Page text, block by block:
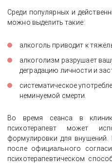
Среди популярных и
можно выделить такие:
алкоголь приводит к
алкоголизм разрушает
деградацию личности и
систематическое
неминуемой смерти.
Во время сеанса в
психотерапевт может
формулировки для внушений.
после официального
психотерапевтическом